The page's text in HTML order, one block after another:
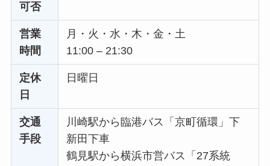
可否
営業
時間
月・火・水・木・金・土
11:00 – 21:30
定休
日
日曜日
交通
手段
川崎駅から臨港バス「京町循環」下
新田下車
鶴見駅から横浜市営バス「27系統